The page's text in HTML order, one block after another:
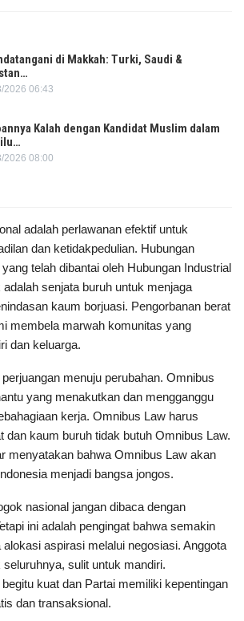
di Makkah: Turki, Saudi &
2026 06:43
Kalah dengan Kandidat Muslim dalam
2026 08:00
adalah perlawanan efektif untuk
dan ketidakpedulian. Hubungan
telah dibantai oleh Hubungan Industrial
senjata buruh untuk menjaga
kaum borjuasi. Pengorbanan berat
membela marwah komunitas yang
dan keluarga.
menuju perubahan. Omnibus
yang menakutkan dan mengganggu
kerja. Omnibus Law harus
dan kaum buruh tidak butuh Omnibus Law.
menyatakan bahwa Omnibus Law akan
menjadi bangsa jongos.
nasional jangan dibaca dengan
ini adalah pengingat bahwa semakin
aspirasi melalui negosiasi. Anggota
sulit untuk mandiri.
kuat dan Partai memiliki kepentingan
dan transaksional.